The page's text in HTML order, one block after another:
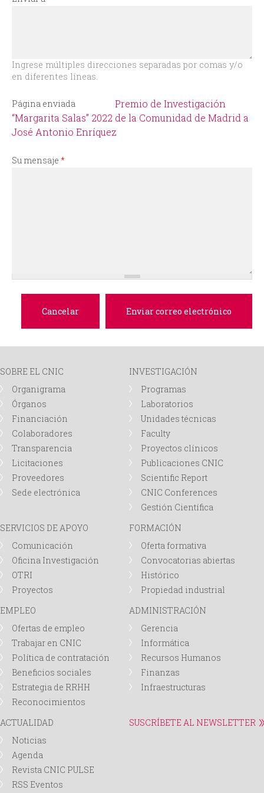
d
b
d
a
Ingrese múltiples direcciones separadas por comas y/o
en diferentes líneas.
Página enviada
Premio de Investigación
“Margarita Salas” 2022 de la Comunidad de Madrid a
José Antonio Enríquez
Su mensaje *
SOBRE EL CNIC
Organigrama
Órganos
Financiación
Colaboradores
Transparencia
Licitaciones
Proveedores
Sede electrónica
INVESTIGACIÓN
Programas
Laboratorios
Unidades técnicas
Faculty
Proyectos clínicos
Publicaciones CNIC
Scientific Report
CNIC Conferences
Gestión Científica
SERVICIOS DE APOYO
Comunicación
Oficina Investigación
OTRI
Proyectos
FORMACIÓN
Oferta formativa
Convocatorias abiertas
Histórico
Propiedad industrial
EMPLEO
Ofertas de empleo
Trabajar en CNIC
Política de contratación
Beneficios sociales
Estrategia de RRHH
Reconocimientos
ADMINISTRACIÓN
Gerencia
Informática
Recursos Humanos
Finanzas
Infraestructuras
ACTUALIDAD
Noticias
Agenda
Revista CNIC PULSE
RSS Eventos
SUSCRÍBETE AL NEWSLETTER